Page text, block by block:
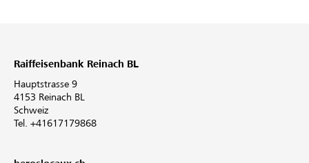
Raiffeisenbank Reinach BL
Hauptstrasse 9
4153 Reinach BL
Schweiz
Tel. +41617179868